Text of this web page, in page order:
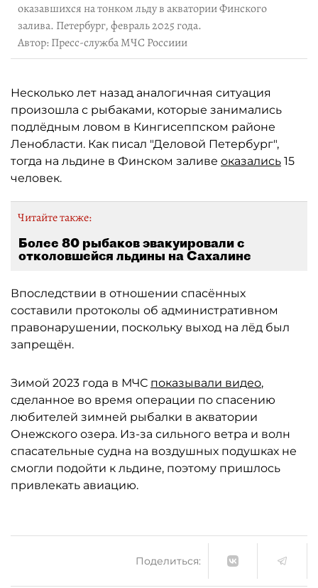
оказавшихся на тонком льду в акватории Финского
залива. Петербург, февраль 2025 года.
Автор: Пресс-служба МЧС Россиии
Несколько лет назад аналогичная ситуация
произошла с рыбаками, которые занимались
подлёдным ловом в Кингисеппском районе
Ленобласти. Как писал "Деловой Петербург",
тогда на льдине в Финском заливе оказались 15
человек.
Читайте также:
Более 80 рыбаков эвакуировали с
отколовшейся льдины на Сахалине
Впоследствии в отношении спасённых
составили протоколы об административном
правонарушении, поскольку выход на лёд был
запрещён.
Зимой 2023 года в МЧС показывали видео,
сделанное во время операции по спасению
любителей зимней рыбалки в акватории
Онежского озера. Из-за сильного ветра и волн
спасательные судна на воздушных подушках не
смогли подойти к льдине, поэтому пришлось
привлекать авиацию.
Поделиться: